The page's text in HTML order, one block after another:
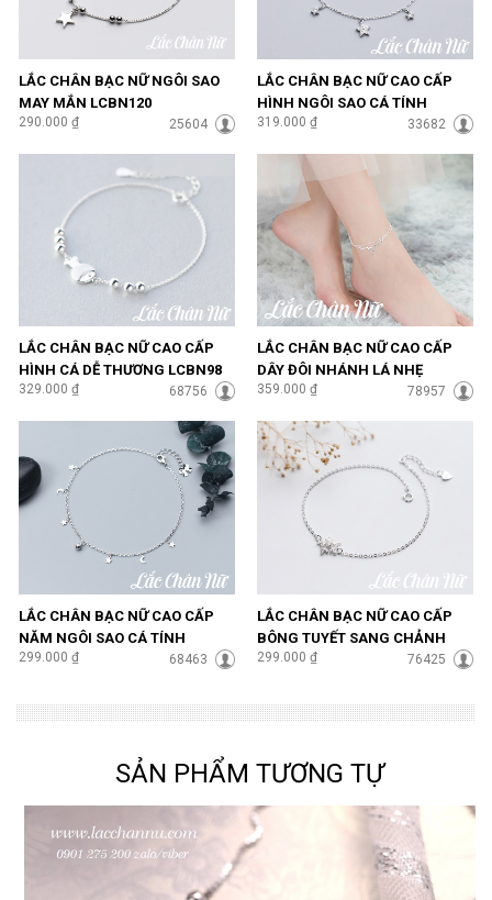
LẮC CHÂN BẠC NỮ NGÔI SAO
MAY MẮN LCBN120
290.000 ₫ 25604
LẮC CHÂN BẠC NỮ CAO CẤP
HÌNH NGÔI SAO CÁ TÍNH
LCBN94
319.000 ₫ 33682
LẮC CHÂN BẠC NỮ CAO CẤP
HÌNH CÁ DỄ THƯƠNG LCBN98
329.000 ₫ 68756
LẮC CHÂN BẠC NỮ CAO CẤP
DÂY ĐÔI NHÁNH LÁ NHẸ
NHÀNG LCBN99
359.000 ₫ 78957
LẮC CHÂN BẠC NỮ CAO CẤP
NĂM NGÔI SAO CÁ TÍNH
LCBN100
299.000 ₫ 68463
LẮC CHÂN BẠC NỮ CAO CẤP
BÔNG TUYẾT SANG CHẢNH
LCBN102
299.000 ₫ 76425
SẢN PHẨM TƯƠNG TỰ